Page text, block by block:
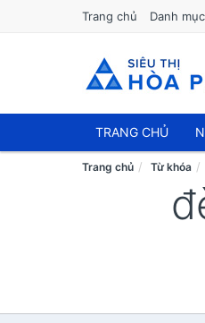
Trang chủ Danh mục
TRANG CHỦ
Trang chủ Từ khóa